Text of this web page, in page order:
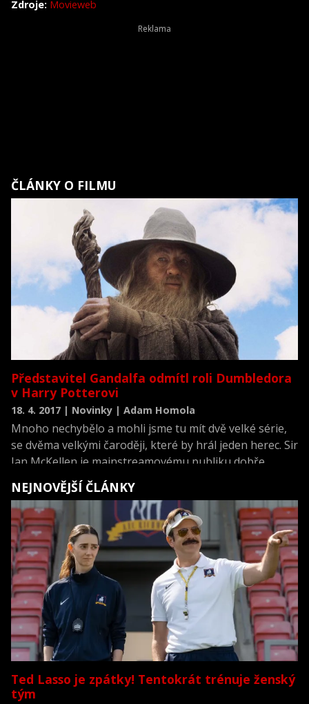
Zdroje: Movieweb
ČLÁNKY O FILMU
Představitel Gandalfa odmítl roli Dumbledora
v Harry Potterovi
18. 4. 2017 | Novinky | Adam Homola
Mnoho nechybělo a mohli jsme tu mít dvě velké série,
se dvěma velkými čaroději, které by hrál jeden herec. Sir
Ian McKellen je mainstreamovému publiku dobře
známý jako kouzelník Gandalf z Pána Prstenů a Hobita,
nebo jako Magneto ze série X-Men. Jenže skoro jsme
tu měla Sira Iana McKellena i jako Dumbledora z Harry
Pottera.
NEJNOVĚJŠÍ ČLÁNKY
Ted Lasso je zpátky! Tentokrát trénuje ženský
tým